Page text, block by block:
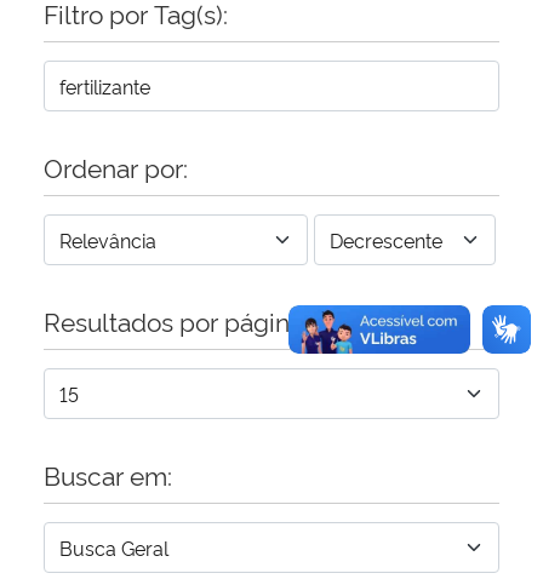
Secretaria-Geral
Gabinete de Segurança Institucional
Advocacia-Geral da União
Banco Central do Brasil
Planalto
Filtro por Tag(s):
Ordenar por:
Resultados por página:
Buscar em: